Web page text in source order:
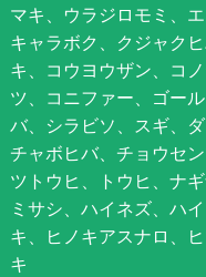
マキ、ウラジロモミ、
キャラボク、クジャク
キ、コウヨウザン、コ
ツ、コニファー、ゴー
バ、シラビソ、スギ、
チャボヒバ、チョウセ
ツトウヒ、トウヒ、ナ
ミサシ、ハイネズ、ハ
キ、ヒノキアスナロ、
キ